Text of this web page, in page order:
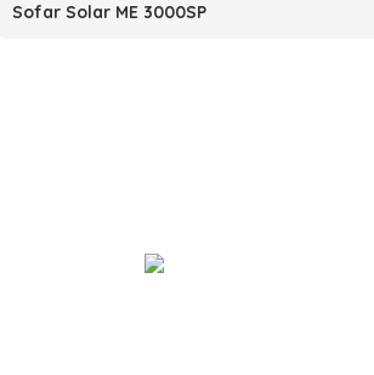
Sofar Solar ME 3000SP